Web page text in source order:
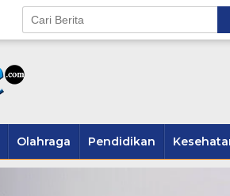
Olahraga Pendidikan